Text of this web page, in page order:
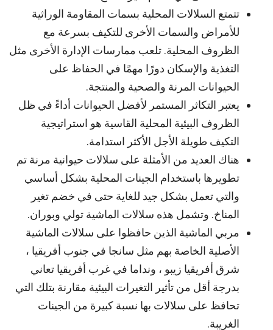
تتمتع السلالات المحلية بسمات المقاومة الوراثية
للأمراض والسمات الأخرى للتكيف بسرعة مع
الظروف المحلية. تلعب ممارسات الإدارة الأخرى مثل
التغذية والإسكان دورًا مهمًا في الحفاظ على
الحيوانات المرنة والصحية والمنتجة.
يعتبر التكاثر المستمر لأفضل الحيوانات أداءً في ظل
الظروف البيئية المحلية القاسية هو استراتيجية
التكيف طويلة الأجل الأكثر استدامة.
هناك العديد من الأمثلة على سلالات حيوانية مرنة تم
تطويرها باستخدام الجينات المحلية بشكل أساسي
والتي تعمل بشكل جيد للغاية حتى في خضم تغير
المناخ. وتشمل هذه سلالات الماشية تولي وبوران.
مربي الماشية الذين حافظوا على سلالات الماشية
الأصلية الخاصة بهم مثل سانجا في جنوب أفريقيا ،
شرق أفريقيا زيبو ، ونداما في غرب أفريقيا تعاني
بدرجة أقل من تأثير التغيرات البيئية مقارنة بتلك التي
تحافظ على سلالات بها نسبة كبيرة من الجينات
الغريبة.